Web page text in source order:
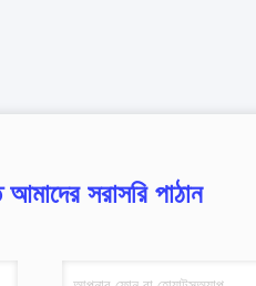
সরাসরি পাঠান